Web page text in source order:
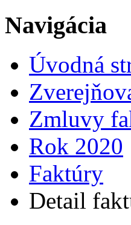
Navigácia
Úvodná
Zmluvy
Rok 2020
Faktúry
Detail